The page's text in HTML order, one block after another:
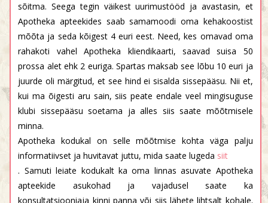
sõitma. Seega tegin väikest uurimustööd ja avastasin, et
Apotheka apteekides saab samamoodi oma kehakoostist
mõõta ja seda kõigest 4 euri eest. Need, kes omavad oma
rahakoti vahel Apotheka kliendikaarti, saavad suisa 50
prossa alet ehk 2 euriga. Spartas maksab see lõbu 10 euri ja
juurde oli märgitud, et see hind ei sisalda sissepääsu. Nii et,
kui ma õigesti aru sain, siis peate endale veel mingisuguse
klubi sissepääsu soetama ja alles siis saate mõõtmisele
minna.
Apotheka kodukal on selle mõõtmise kohta väga palju
informatiivset ja huvitavat juttu, mida saate lugeda siit
. Samuti leiate kodukalt ka oma linnas asuvate Apotheka
apteekide asukohad ja vajadusel saate ka
konsultatsiooniaja kinni panna või siis lähete lihtsalt kohale.